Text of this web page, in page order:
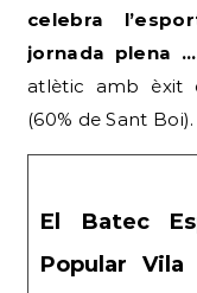
celebra
jornada plena
atlètic amb èxit
(60% de Sant
El Batec
Popular